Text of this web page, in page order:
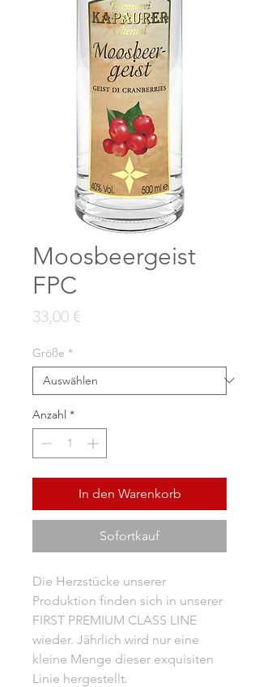
Moosbeergeist
FPC
33,00 €
Größe *
Anzahl *
In den Warenkorb
Sofortkauf
Die Herzstücke unserer
Produktion finden sich in unserer
FIRST PREMIUM CLASS LINE
wieder. Jährlich wird nur eine
kleine Menge dieser exquisiten
Linie hergestellt.